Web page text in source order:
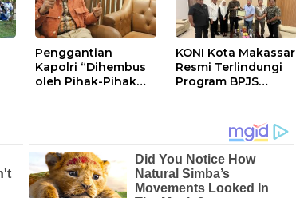
Penggantian
Kapolri “Dihembus
oleh Pihak-Pihak
KONI Kota Makassar
Resmi Terlindungi
Program BPJS